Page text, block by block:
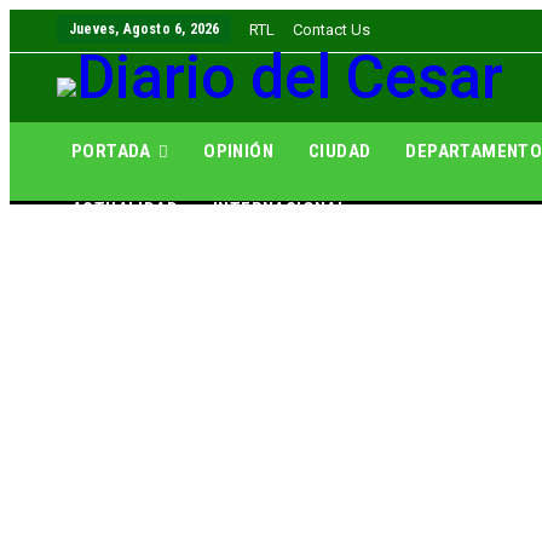
Jueves, Agosto 6, 2026 RTL Contact Us
PORTADA OPINIÓN CIUDAD DEPARTAMENTO
ACTUALIDAD INTERNACIONAL